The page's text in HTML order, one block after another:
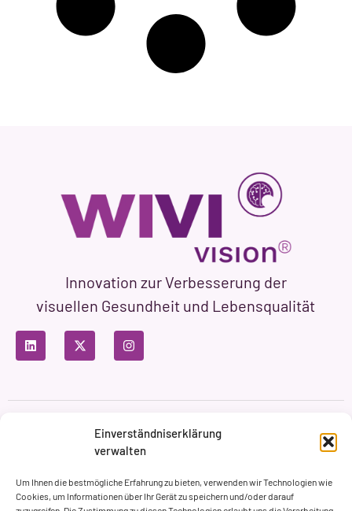
Einverständniserklärung
verwalten
Um Ihnen die bestmögliche Erfahrung zu bieten, verwenden wir Technologien wie
Cookies, um Informationen über Ihr Gerät zu speichern und/oder darauf
Innovation zur Verbesserung der
visuellen Gesundheit und Lebensqualität
Datenschutzbestimmungen
Nutzungsbedingungen
Cookie-Richtlinie